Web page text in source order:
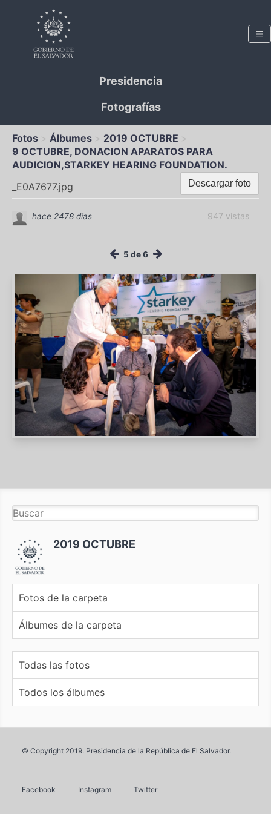
Presidencia
Fotografías
Fotos Álbumes
2019 OCTUBRE
9 OCTUBRE, DONACION APARATOS PARA
AUDICION,STARKEY HEARING FOUNDATION.
Descargar foto
_E0A7677.jpg
947 vistas
hace 2478 días
5 de 6
2019 OCTUBRE
Fotos de la carpeta
Álbumes de la carpeta
Todas las fotos
Todos los álbumes
© Copyright 2019. Presidencia de la República de El Salvador.
Facebook Instagram Twitter